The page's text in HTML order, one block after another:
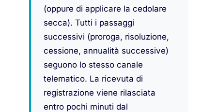
(oppure di applicare la cedolare
secca). Tutti i passaggi
successivi (proroga, risoluzione,
cessione, annualità successive)
seguono lo stesso canale
telematico. La ricevuta di
registrazione viene rilasciata
entro pochi minuti dal